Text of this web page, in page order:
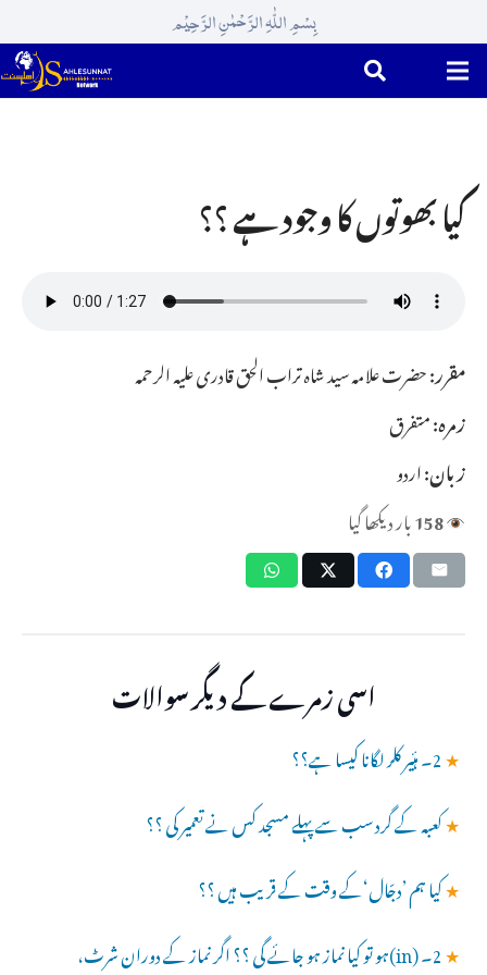
بِسْمِ اللّٰہِ الرَّحْمٰنِ الرَّحِیْم
کیا بھوتوں کا وجود ہے ؟؟
مقرر:حضرت علامہ سید شاہ تراب الحق قادری علیہ الرحمہ
زمرہ:متفرق
زبان:اردو
158بار دیکھا گیا
اسی زمرے کے دیگر سوالات
★2۔ ہئیر کلر لگانا کیسا ہے؟؟
★کعبہ کے گرد سب سے پہلے مسجد کس نے تعمیر کی ؟؟
★کیا ہم ’دجّال‘کے وقت کے قریب ہیں ؟؟
★
2۔ (in)ہو تو کیا نماز ہو جائے گی ؟؟ اگر نماز کے دوران شرٹ،